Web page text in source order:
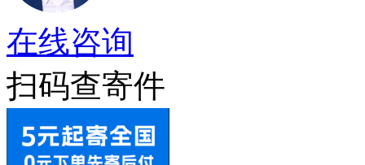
在线咨询
扫码查寄件